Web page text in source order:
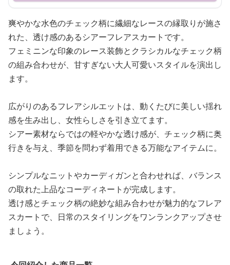
爽やかな水色のチェック柄に繊細なレースの縁取りが施さ
れた、透け感のあるシアーフレアスカートです。
フェミニンな印象のレース装飾とクラシカルなチェック柄
の組み合わせが、甘すぎない大人可愛いスタイルを演出し
ます。
広がりのあるフレアシルエットは、動くたびに美しい揺れ
感を生み出し、女性らしさを引き立てます。
シアー素材ならではの軽やかな透け感が、チェック柄に奥
行きを与え、季節を問わず着用できる万能なアイテムに。
シンプルなニットやカーディガンと合わせれば、バランス
の取れた上品なコーディネートが完成します。
透け感とチェック柄の絶妙な組み合わせが魅力的なフレア
スカートで、日常のスタイリングをワンランクアップさせ
ましょう。